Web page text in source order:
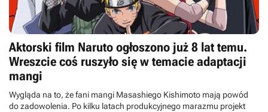
Aktorski film Naruto ogłoszono już 8 lat temu.
Wreszcie coś ruszyło się w temacie adaptacji
mangi
Wygląda na to, że fani mangi Masashiego Kishimoto mają powód
do zadowolenia. Po kilku latach produkcyjnego marazmu projekt